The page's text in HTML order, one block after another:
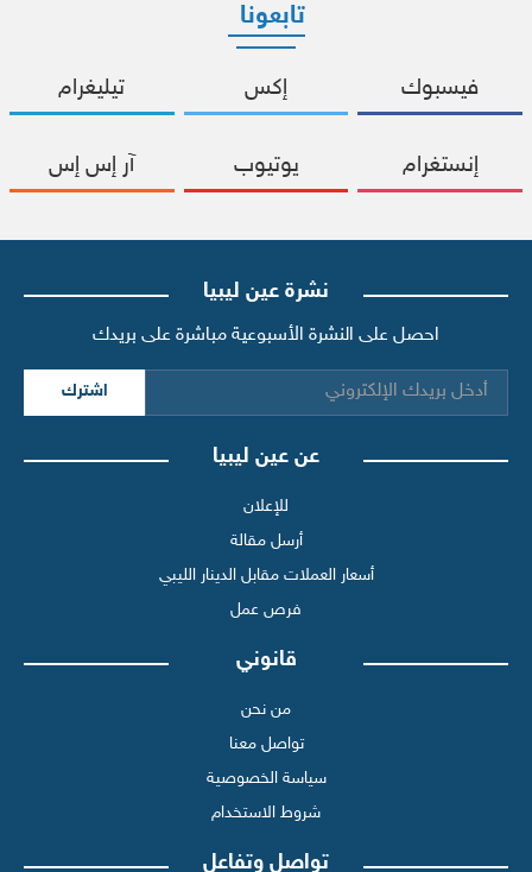
تابعونا
فيسبوك إكس تيليغرام
إنستغرام يوتيوب آر إس إس
نشرة عين ليبيا
احصل على النشرة الأسبوعية مباشرة على بريدك
اشترك
عن عين ليبيا
للإعلان
أرسل مقالة
أسعار العملات مقابل الدينار الليبي
فرص عمل
قانوني
من نحن
تواصل معنا
سياسة الخصوصية
شروط الاستخدام
تواصل وتفاعل